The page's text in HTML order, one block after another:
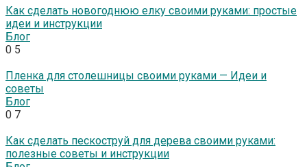
Как сделать новогоднюю елку своими руками: простые
идеи и инструкции
Блог
0 5
Пленка для столешницы своими руками — Идеи и
советы
Блог
0 7
Как сделать пескоструй для дерева своими руками:
полезные советы и инструкции